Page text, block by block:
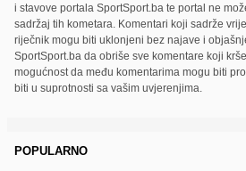
i stavove portala SportSport.ba te portal ne
sadržaj tih kometara. Komentari koji sadrže
riječnik mogu biti uklonjeni bez najave i
SportSport.ba da obriše sve komentare koji
mogućnost da među komentarima mogu biti
biti u suprotnosti sa vašim uvjerenjima.
POPULARNO